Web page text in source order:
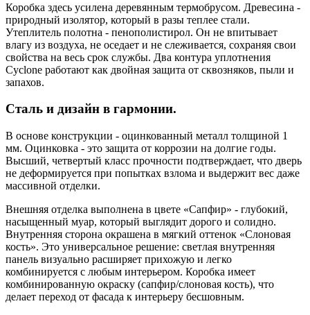
Коробка здесь усилена деревянным термобрусом. Древесина -
природный изолятор, который в разы теплее стали.
Утеплитель полотна - пенополистирол. Он не впитывает
влагу из воздуха, не оседает и не слеживается, сохраняя свои
свойства на весь срок службы. Два контура уплотнения
Cyclone работают как двойная защита от сквозняков, пыли и
запахов.
Сталь и дизайн в гармонии.
В основе конструкции - оцинкованный металл толщиной 1
мм. Оцинковка - это защита от коррозии на долгие годы.
Высший, четвертый класс прочности подтверждает, что дверь
не деформируется при попытках взлома и выдержит вес даже
массивной отделки.
Внешняя отделка выполнена в цвете «Сапфир» - глубокий,
насыщенный муар, который выглядит дорого и солидно.
Внутренняя сторона окрашена в мягкий оттенок «Слоновая
кость». Это универсальное решение: светлая внутренняя
панель визуально расширяет прихожую и легко
комбинируется с любым интерьером. Коробка имеет
комбинированную окраску (сапфир/слоновая кость), что
делает переход от фасада к интерьеру бесшовным.